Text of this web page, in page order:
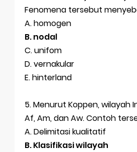
Fenomena tersebut
A. homogen
B. nodal
C. unifom
D. vernakular
E. hinterland
5. Menurut Koppen, wilayah
Af, Am, dan Aw. Contoh
A. Delimitasi kualitatif
B. Klasifikasi wilayah